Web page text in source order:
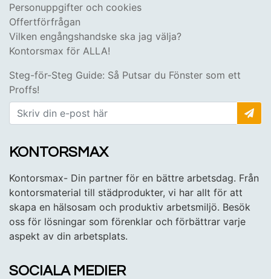
Personuppgifter och cookies
Offertförfrågan
Vilken engångshandske ska jag välja?
Kontorsmax för ALLA!
Steg-för-Steg Guide: Så Putsar du Fönster som ett
Proffs!
KONTORSMAX
Kontorsmax- Din partner för en bättre arbetsdag. Från
kontorsmaterial till städprodukter, vi har allt för att
skapa en hälsosam och produktiv arbetsmiljö. Besök
oss för lösningar som förenklar och förbättrar varje
aspekt av din arbetsplats.
SOCIALA MEDIER